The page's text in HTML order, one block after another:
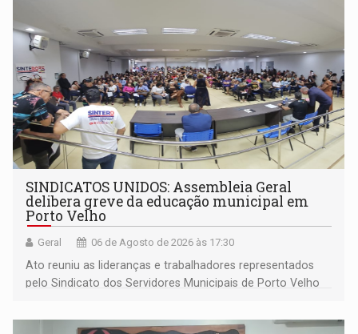
SINDICATOS UNIDOS: Assembleia Geral
delibera greve da educação municipal em
Porto Velho
Geral 06 de Agosto de 2026 às 17:30
Ato reuniu as lideranças e trabalhadores representados
pelo Sindicato dos Servidores Municipais de Porto Velho